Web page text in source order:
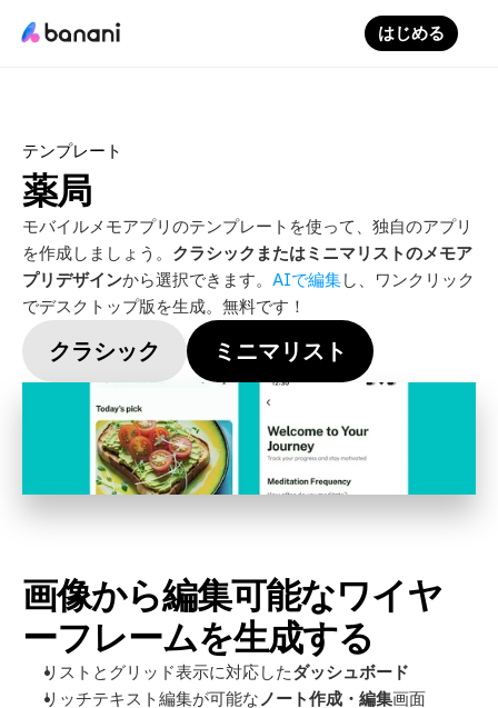
テンプレート
薬局
モバイルメモアプリのテンプレートを使って、独自のアプリ
を作成しましょう。 クラシックまたはミニマリストのメモア
プリデザインから選択できます。 AIで編集し、ワンクリック
でデスクトップ版を生成。無料です！
クラシック ミニマリスト
画像から編集可能なワイヤ
ーフレームを生成する
リストとグリッド表示に対応したダッシュボード
リッチテキスト編集が可能なノート作成・編集画面
はじめる